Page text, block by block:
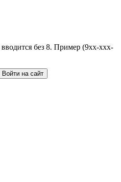
без 8. Пример (9хх-ххх-
Войти на сайт